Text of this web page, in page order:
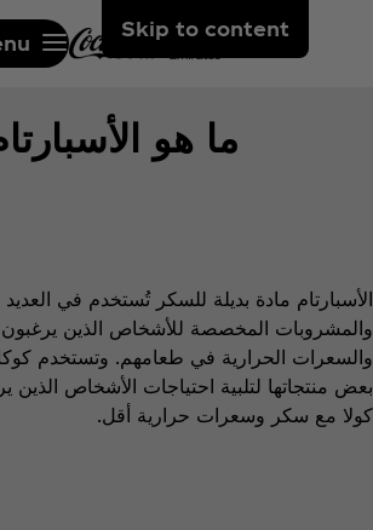
Skip to content
ما هو
الأسبارتام مادة بديلة للسكر تُستخدم في
والمشروبات المخصصة للأشخاص الذين يرغبون
والسعرات الحرارية في طعامهم. وتستخدم
بعض منتجاتها لتلبية احتياجات الأشخاص
كولا مع سكر وسعرات حرارية أقل.